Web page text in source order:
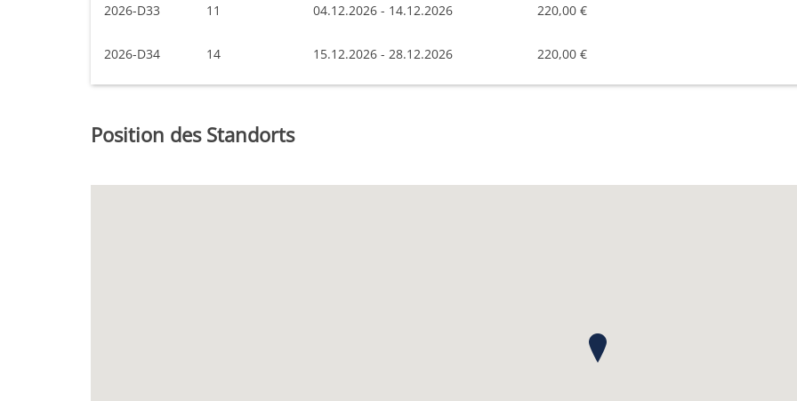
2026-D33 11 04.12.2026 - 14.12.2026 220,00 €
2026-D34 14 15.12.2026 - 28.12.2026 220,00 €
Position des Standorts